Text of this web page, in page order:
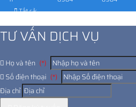
Tất cả:
TƯ VẤN DỊCH VỤ
Họ và tên (*)
Số điện thoại (*)
Địa chỉ